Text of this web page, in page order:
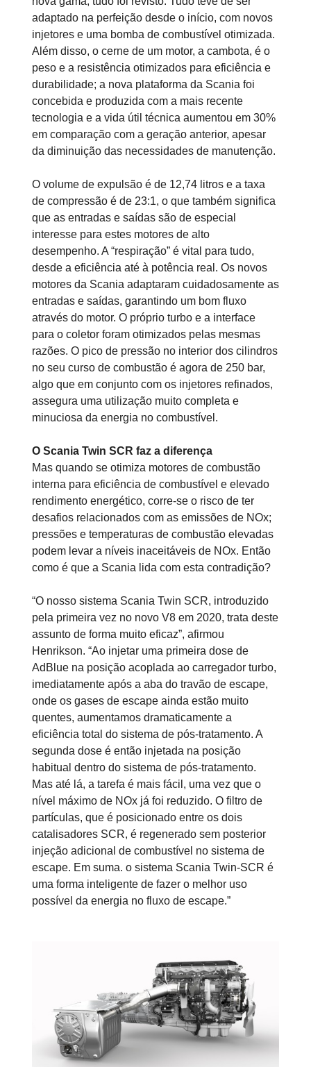
adaptado na perfeição desde o início, com novos
injetores e uma bomba de combustível otimizada.
Além disso, o cerne de um motor, a cambota, é o
peso e a resistência otimizados para eficiência e
durabilidade; a nova plataforma da Scania foi
concebida e produzida com a mais recente
tecnologia e a vida útil técnica aumentou em 30%
em comparação com a geração anterior, apesar
da diminuição das necessidades de manutenção.
O volume de expulsão é de 12,74 litros e a taxa
de compressão é de 23:1, o que também significa
que as entradas e saídas são de especial
interesse para estes motores de alto
desempenho. A “respiração” é vital para tudo,
desde a eficiência até à potência real. Os novos
motores da Scania adaptaram cuidadosamente as
entradas e saídas, garantindo um bom fluxo
através do motor. O próprio turbo e a interface
para o coletor foram otimizados pelas mesmas
razões. O pico de pressão no interior dos cilindros
no seu curso de combustão é agora de 250 bar,
algo que em conjunto com os injetores refinados,
assegura uma utilização muito completa e
minuciosa da energia no combustível.
O Scania Twin SCR faz a diferença
Mas quando se otimiza motores de combustão
interna para eficiência de combustível e elevado
rendimento energético, corre-se o risco de ter
desafios relacionados com as emissões de NOx;
pressões e temperaturas de combustão elevadas
podem levar a níveis inaceitáveis de NOx. Então
como é que a Scania lida com esta contradição?
“O nosso sistema Scania Twin SCR, introduzido
pela primeira vez no novo V8 em 2020, trata deste
assunto de forma muito eficaz”, afirmou
Henrikson. “Ao injetar uma primeira dose de
AdBlue na posição acoplada ao carregador turbo,
imediatamente após a aba do travão de escape,
onde os gases de escape ainda estão muito
quentes, aumentamos dramaticamente a
eficiência total do sistema de pós-tratamento. A
segunda dose é então injetada na posição
habitual dentro do sistema de pós-tratamento.
Mas até lá, a tarefa é mais fácil, uma vez que o
nível máximo de NOx já foi reduzido. O filtro de
partículas, que é posicionado entre os dois
catalisadores SCR, é regenerado sem posterior
injeção adicional de combustível no sistema de
escape. Em suma. o sistema Scania Twin-SCR é
uma forma inteligente de fazer o melhor uso
possível da energia no fluxo de escape.”